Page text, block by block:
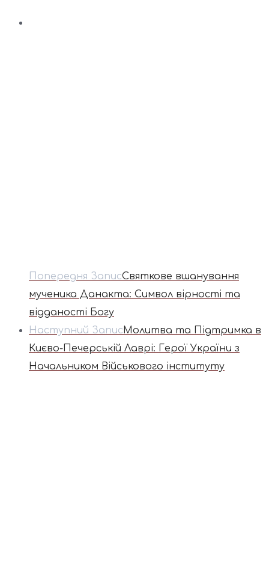
Попередня ЗаписСвяткове вшанування
мученика Данакта: Символ вірності та
відданості Богу
Наступний ЗаписМолитва та Підтримка в
Києво-Печерській Лаврі: Герої України з
Начальником Військового інституту